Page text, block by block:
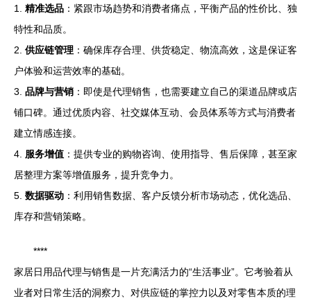
1. 精准选品 ：紧跟市场趋势和消费者痛点，平衡产品的性价比、独
特性和品质。
2. 供应链管理 ：确保库存合理、供货稳定、物流高效，这是保证客
户体验和运营效率的基础。
3. 品牌与营销 ：即使是代理销售，也需要建立自己的渠道品牌或店
铺口碑。通过优质内容、社交媒体互动、会员体系等方式与消费者
建立情感连接。
4. 服务增值 ：提供专业的购物咨询、使用指导、售后保障，甚至家
居整理方案等增值服务，提升竞争力。
5. 数据驱动 ：利用销售数据、客户反馈分析市场动态，优化选品、
库存和营销策略。
****
家居日用品代理与销售是一片充满活力的“生活事业”。它考验着从
业者对日常生活的洞察力、对供应链的掌控力以及对零售本质的理